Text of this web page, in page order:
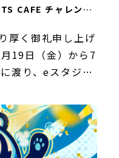
CAFE チャレンジ
厚く御礼申し上げ
19日（金）から7
渡り、eスタジア
CAFE […]